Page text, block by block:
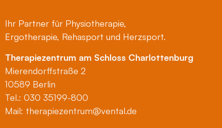
Ihr Partner für Physiotherapie,
Ergotherapie, Rehasport und Herzsport.
Therapiezentrum am Schloss Charlottenburg
Mierendorffstraße 2
10589 Berlin
Tel.: 030 35199-800
Mail: therapiezentrum@vental.de